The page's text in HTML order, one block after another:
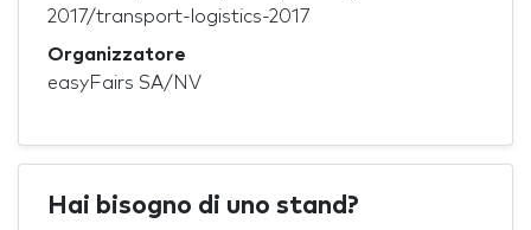
2017/transport-logistics-2017
Organizzatore
easyFairs SA/NV
Hai bisogno di uno stand?